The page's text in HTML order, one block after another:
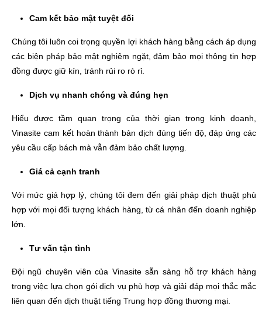
Cam kết bảo mật tuyệt đối
Chúng tôi luôn coi trọng quyền lợi khách hàng bằng cách áp dụng
các biện pháp bảo mật nghiêm ngặt, đảm bảo mọi thông tin hợp
đồng được giữ kín, tránh rủi ro rò rỉ.
Dịch vụ nhanh chóng và đúng hẹn
Hiểu được tầm quan trọng của thời gian trong kinh doanh,
Vinasite cam kết hoàn thành bản dịch đúng tiến độ, đáp ứng các
yêu cầu cấp bách mà vẫn đảm bảo chất lượng.
Giá cả cạnh tranh
Với mức giá hợp lý, chúng tôi đem đến giải pháp dịch thuật phù
hợp với mọi đối tượng khách hàng, từ cá nhân đến doanh nghiệp
lớn.
Tư vấn tận tình
Đội ngũ chuyên viên của Vinasite sẵn sàng hỗ trợ khách hàng
trong việc lựa chọn gói dịch vụ phù hợp và giải đáp mọi thắc mắc
liên quan đến dịch thuật tiếng Trung hợp đồng thương mại.